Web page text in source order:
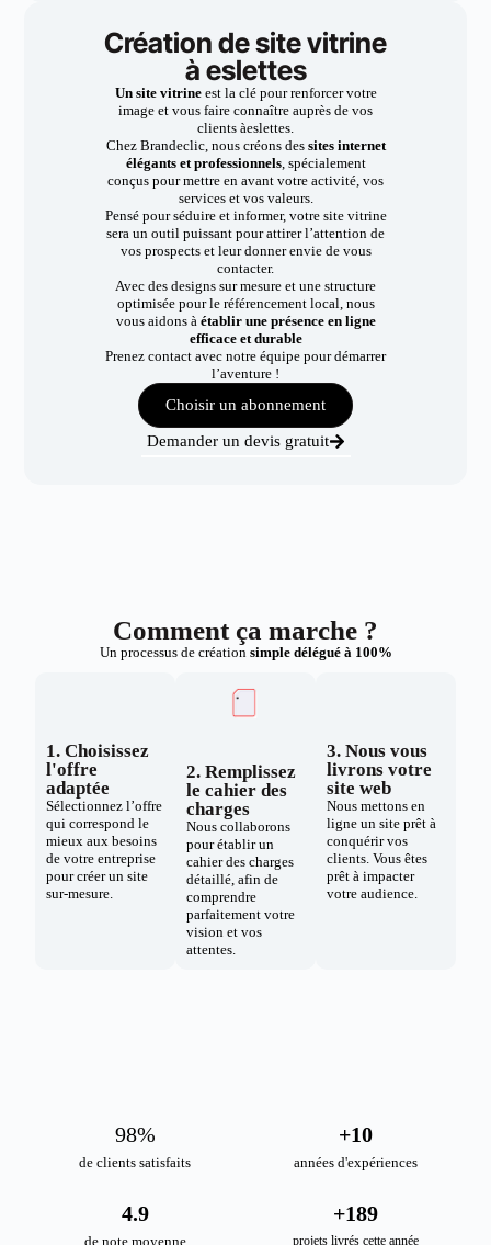
Création de site vitrine
à eslettes
Un site vitrineest la clé pour renforcer votre
image et vous faire connaître auprès de vos
clients àeslettes.
Chez Brandeclic, nous créons dessites internet
élégants et professionnels, spécialement
conçus pour mettre en avant votre activité, vos
services et vos valeurs.
Pensé pour séduire et informer, votre site vitrine
sera un outil puissant pour attirer l’attention de
vos prospects et leur donner envie de vous
contacter.
Avec des designs sur mesure et une structure
optimisée pour le référencement local, nous
vous aidons à établir une présence en ligne
efficace et durable
Prenez contact avec notre équipe pour démarrer
l’aventure !
Choisir un abonnement
Demander un devis gratuit
Comment ça marche ?
Un processus de création simple délégué à 100%
1. Choisissez
l'offre
adaptée
Sélectionnez l’offre
qui correspond le
mieux aux besoins
de votre entreprise
pour créer un site
sur-mesure.
2. Remplissez
le cahier des
charges
Nous collaborons
pour établir un
cahier des charges
détaillé, afin de
comprendre
parfaitement votre
vision et vos
attentes.
3. Nous vous
livrons votre
site web
Nous mettons en
ligne un site prêt à
conquérir vos
clients. Vous êtes
prêt à impacter
votre audience.
de clients satisfaits
98%
années d'expériences
+10
de note moyenne
4.9
projets livrés cette année
+189